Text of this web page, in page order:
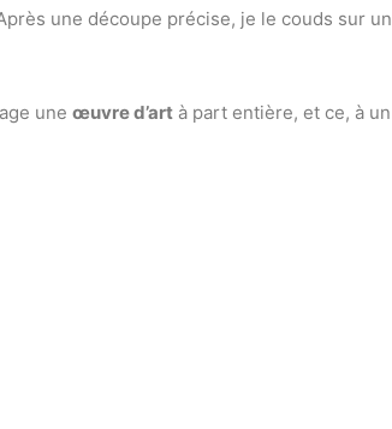
une découpe précise, je le couds sur un
une œuvre d’art à part entière, et ce, à un